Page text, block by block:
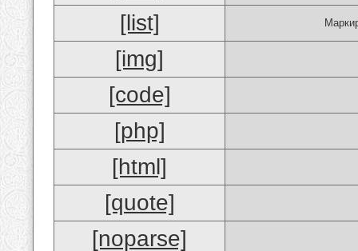
[list]
[img]
[code]
[php]
[html]
[quote]
[noparse]